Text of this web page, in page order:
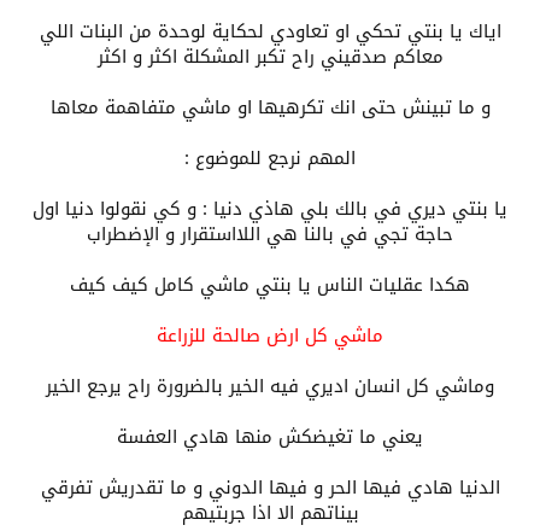
اياك يا بنتي تحكي او تعاودي لحكاية لوحدة من البنات اللي
معاكم صدقيني راح تكبر المشكلة اكثر و اكثر
و ما تبينش حتى انك تكرهيها او ماشي متفاهمة معاها
المهم نرجع للموضوع :
يا بنتي ديري في بالك بلي هاذي دنيا : و كي نقولوا دنيا اول
حاجة تجي في بالنا هي اللااستقرار و الإضطراب
هكدا عقليات الناس يا بنتي ماشي كامل كيف كيف
ماشي كل ارض صالحة للزراعة
وماشي كل انسان اديري فيه الخير بالضرورة راح يرجع الخير
يعني ما تغيضكش منها هادي العفسة
الدنيا هادي فيها الحر و فيها الدوني و ما تقدريش تفرقي
بيناتهم الا اذا جربتيهم